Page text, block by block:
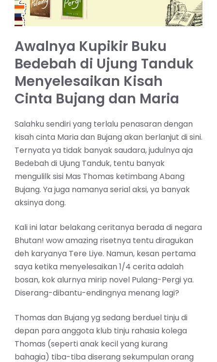
Awalnya Kupikir Buku
Bedebah di Ujung Tanduk
Menyelesaikan Kisah
Cinta Bujang dan Maria
Salahku sendiri yang terlalu penasaran dengan
kisah cinta Maria dan Bujang akan berlanjut di sini.
Ternyata ya tidak banyak saudara, judulnya aja
Bedebah di Ujung Tanduk, tentu banyak
mengulilk sisi Mas Thomas ketimbang Abang
Bujang. Ya juga namanya serial aksi, ya banyak
aksinya dong.
Kali ini latar belakang ceritanya berada di negara
Bhutan! wow amazing risetnya tentu diragukan
deh karyanya Tere Liye. Namun, kesan pertama
saya ketika menyelesaikan 1/4 cerita adalah
bosan, kok alurnya mirip novel Pulang-Pergi ya.
Diserang-dibantu-endingnya menang lagi?
Thomas dan Bujang yg sedang berduel tinju di
depan para anggota klub tinju rahasia kolega
Thomas (seperti anak kecil yang kurang
bahagia) tiba-tiba diserang sekumpulan orang